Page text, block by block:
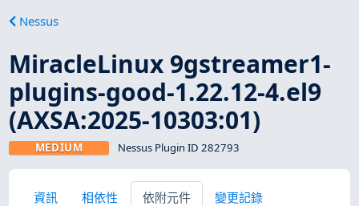
Nessus
MiracleLinux 9gstreamer1-
plugins-good-1.22.12-4.el9
(AXSA:2025-10303:01)
MEDIUM Nessus Plugin ID 282793
資訊 相依性 依附元件 變更記錄